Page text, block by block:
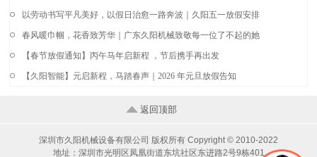
以劳动书写平凡美好，以假日治愈一路奔波｜久阳五一放假安排
春风暖巾帼，花香致芳华｜广东久阳机械致敬每一位了不起的她
【春节放假通知】丙午马年启新程 ，节后携手再出发
【久阳智能】元启新程，马踏春声｜2026 年元旦放假告知
返回顶部
深圳市久阳机械设备有限公司 版权所有 Copyright © 2010-2022
地址：深圳市光明区凤凰街道东坑社区东进路2号9栋401